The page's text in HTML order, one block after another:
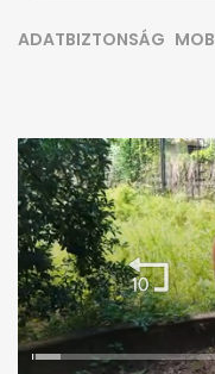
ADATBIZTONSÁG